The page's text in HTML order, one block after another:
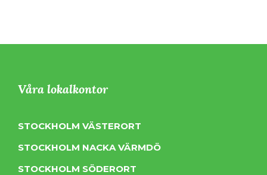
Våra lokalkontor
STOCKHOLM VÄSTERORT
STOCKHOLM NACKA VÄRMDÖ
STOCKHOLM SÖDERORT